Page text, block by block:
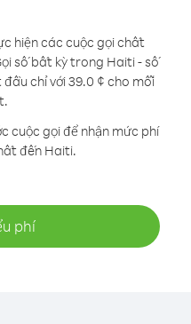
hiện các cuộc gọi chất
số bất kỳ trong Haiti - số
chỉ với 39.0 ¢ cho mỗi
cuộc gọi để nhận mức phí
đến Haiti.
phí